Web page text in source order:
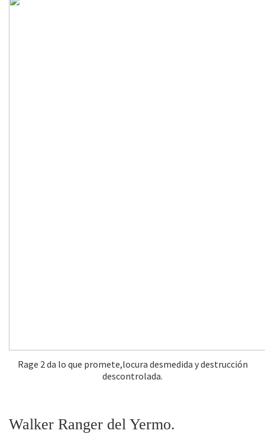
Rage 2 da lo que promete,locura desmedida y destrucción
descontrolada.
Walker Ranger del Yermo.